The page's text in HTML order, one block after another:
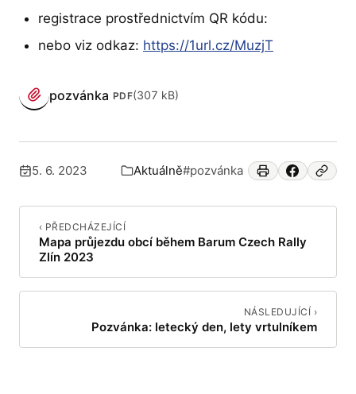
registrace prostřednictvím QR kódu:
nebo viz odkaz: https://1url.cz/MuzjT
pozvánka PDF(307 kB)
(otevře se v novém panelu)
Publikováno:
5. 6. 2023
Zařazeno v:
Aktuálně#pozvánka
‹ PŘEDCHÁZEJÍCÍ
Mapa průjezdu obcí během Barum Czech Rally
Zlín 2023
NÁSLEDUJÍCÍ ›
Pozvánka: letecký den, lety vrtulníkem